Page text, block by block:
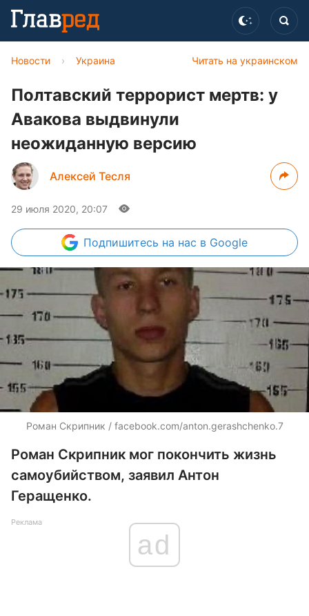
Читать на украинском
Новости › Украина
Полтавский террорист мертв: у
Авакова выдвинули
неожиданную версию
Алексей Тесля
29 июля 2020, 20:07
Подпишитесь на нас в Google
Роман Скрипник / facebook.com/anton.gerashchenko.7
Роман Скрипник мог покончить жизнь
самоубийством, заявил Антон
Геращенко.
Реклама
ad